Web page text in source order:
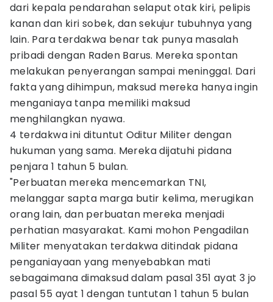
dari kepala pendarahan selaput otak kiri, pelipis
kanan dan kiri sobek, dan sekujur tubuhnya yang
lain. Para terdakwa benar tak punya masalah
pribadi dengan Raden Barus. Mereka spontan
melakukan penyerangan sampai meninggal. Dari
fakta yang dihimpun, maksud mereka hanya ingin
menganiaya tanpa memiliki maksud
menghilangkan nyawa.
4 terdakwa ini dituntut Oditur Militer dengan
hukuman yang sama. Mereka dijatuhi pidana
penjara 1 tahun 5 bulan.
"Perbuatan mereka mencemarkan TNI,
melanggar sapta marga butir kelima, merugikan
orang lain, dan perbuatan mereka menjadi
perhatian masyarakat. Kami mohon Pengadilan
Militer menyatakan terdakwa ditindak pidana
penganiayaan yang menyebabkan mati
sebagaimana dimaksud dalam pasal 351 ayat 3 jo
pasal 55 ayat 1 dengan tuntutan 1 tahun 5 bulan